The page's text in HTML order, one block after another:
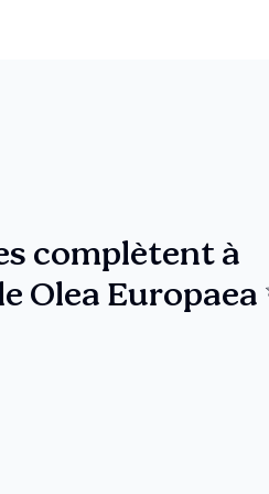
complètent à
Olea Europaea